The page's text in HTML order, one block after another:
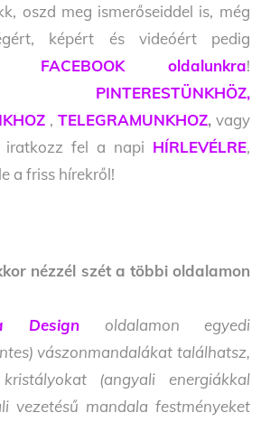
oszd meg ismerőseiddel is, még
képért és videóért pedig
el FACEBOOK oldalunkra!
PINTERESTÜNKHÖZ,
, TELEGRAMUNKHOZ,vagy
iratkozz fel a napi HÍRLEVÉLRE,
a friss hírekről!
nézzél szét a többi oldalamon
Design oldalamon egyedi
vászonmandalákat találhatsz,
(angyali energiákkal
vezetésű mandala festményeket